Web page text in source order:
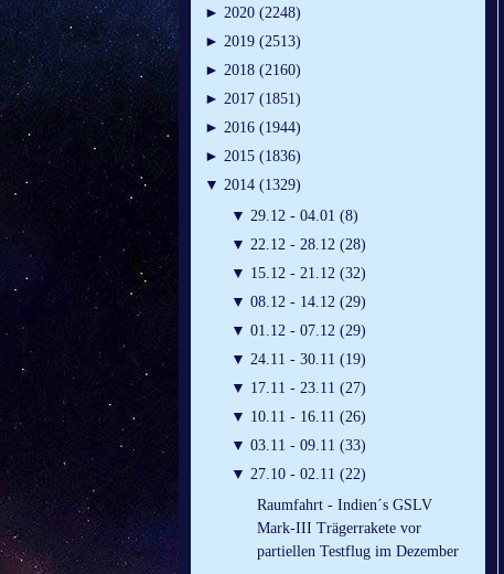
► 2020 (2248)
► 2019 (2513)
► 2018 (2160)
► 2017 (1851)
► 2016 (1944)
► 2015 (1836)
▼ 2014 (1329)
▼ 29.12 - 04.01 (8)
▼ 22.12 - 28.12 (28)
▼ 15.12 - 21.12 (32)
▼ 08.12 - 14.12 (29)
▼ 01.12 - 07.12 (29)
▼ 24.11 - 30.11 (19)
▼ 17.11 - 23.11 (27)
▼ 10.11 - 16.11 (26)
▼ 03.11 - 09.11 (33)
▼ 27.10 - 02.11 (22)
Raumfahrt - Indien´s GSLV
Mark-III Trägerrakete vor
partiellen Testflug im Dezember